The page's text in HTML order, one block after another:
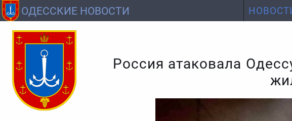
ОДЕССКИЕ НОВОСТИ
Россия атаковала